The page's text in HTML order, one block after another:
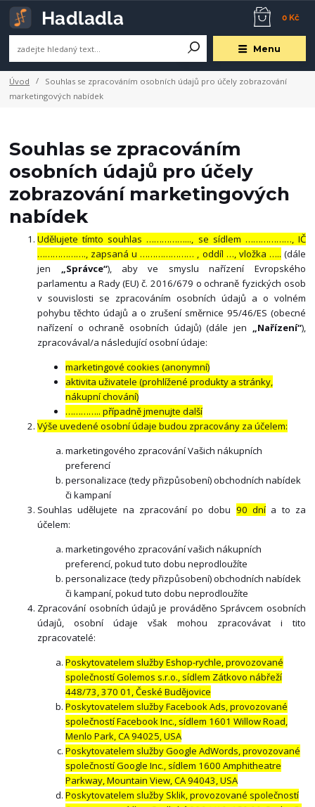
Menu
0 Kč
Úvod
Souhlas se zpracováním osobních údajů pro účely zobrazování
marketingových nabídek
Souhlas se zpracováním
osobních údajů pro účely
zobrazování marketingových
nabídek
Udělujete tímto souhlas ……………..., se sídlem ………………, IČ
………………., zapsaná u ………………… , oddíl …, vložka ….. (dále
jen „Správce“), aby ve smyslu nařízení Evropského
parlamentu a Rady (EU) č. 2016/679 o ochraně fyzických osob
v souvislosti se zpracováním osobních údajů a o volném
pohybu těchto údajů a o zrušení směrnice 95/46/ES (obecné
nařízení o ochraně osobních údajů) (dále jen „Nařízení“),
zpracovával/a následující osobní údaje:
marketingové cookies (anonymní)
aktivita uživatele (prohlížené produkty a stránky,
nákupní chování)
………….. případně jmenujte další
Výše uvedené osobní údaje budou zpracovány za účelem:
marketingového zpracování Vašich nákupních
preferencí
personalizace (tedy přizpůsobení) obchodních nabídek
či kampaní
Souhlas udělujete na zpracování po dobu 90 dní a to za
účelem:
marketingového zpracování vašich nákupních
preferencí, pokud tuto dobu neprodloužíte
personalizace (tedy přizpůsobení) obchodních nabídek
či kampaní, pokud tuto dobu neprodloužíte
Zpracování osobních údajů je prováděno Správcem osobních
údajů, osobní údaje však mohou zpracovávat i tito
zpracovatelé:
Poskytovatelem služby Eshop-rychle, provozované
společností Golemos s.r.o., sídlem Zátkovo nábřeží
448/73, 370 01, České Budějovice
Poskytovatelem služby Facebook Ads, provozované
společností Facebook Inc., sídlem 1601 Willow Road,
Menlo Park, CA 94025, USA
Poskytovatelem služby Google AdWords, provozované
společností Google Inc., sídlem 1600 Amphitheatre
Parkway, Mountain View, CA 94043, USA
Poskytovatelem služby Sklik, provozované společností